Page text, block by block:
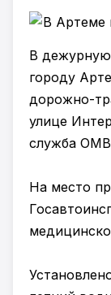
В
городу
дорожно-
улице
служба
На место